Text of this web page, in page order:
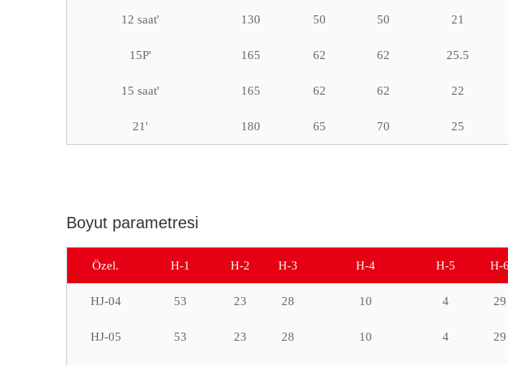
12 saat' 130 50 50 21
15P' 165 62 62 25.5
15 saat' 165 62 62 22
21' 180 65 70 25
Boyut parametresi
Özel. H-1 H-2 H-3 H-4 H-5 H-6
HJ-04 53 23 28 10 4 29
HJ-05 53 23 28 10 4 29